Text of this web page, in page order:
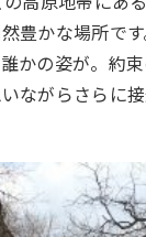
豊かな場所で
かの姿が。約
ながらさらに